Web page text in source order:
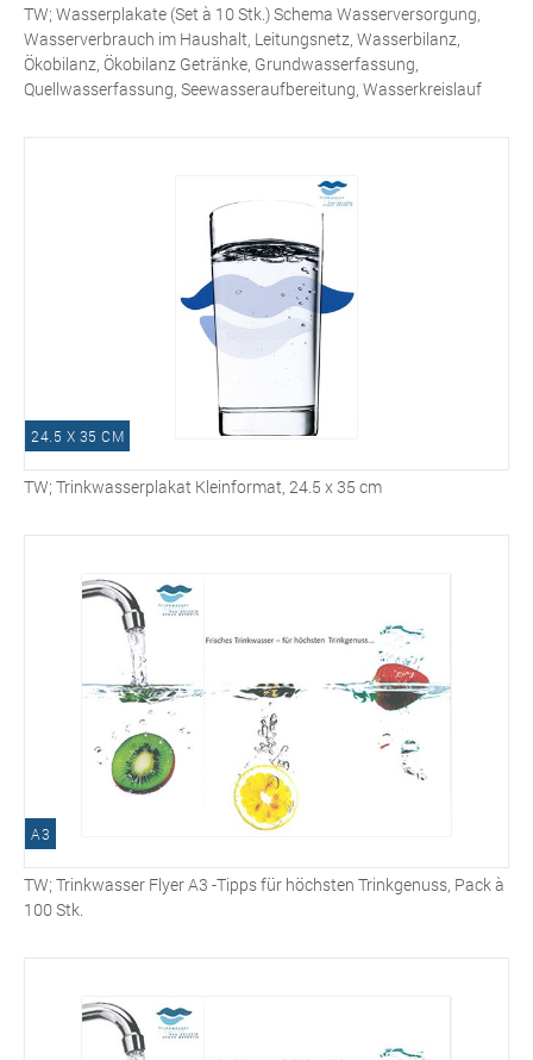
TW; Wasserplakate (Set à 10 Stk.) Schema Wasserversorgung,
Wasserverbrauch im Haushalt, Leitungsnetz, Wasserbilanz,
Ökobilanz, Ökobilanz Getränke, Grundwasserfassung,
Quellwasserfassung, Seewasseraufbereitung, Wasserkreislauf
24.5 X 35 CM
TW; Trinkwasserplakat Kleinformat, 24.5 x 35 cm
A3
TW; Trinkwasser Flyer A3 -Tipps für höchsten Trinkgenuss, Pack à
100 Stk.